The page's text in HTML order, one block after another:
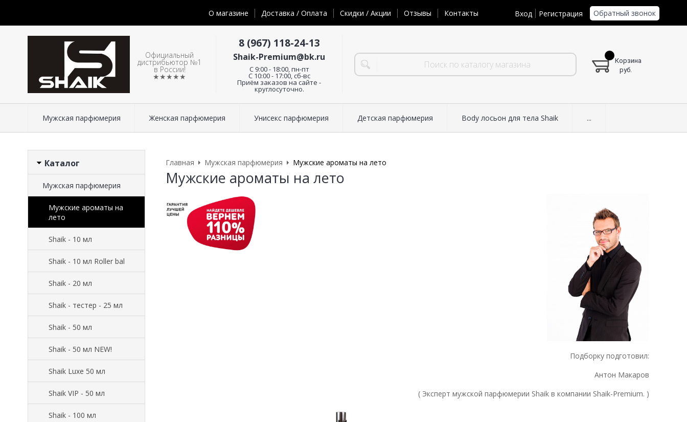
О магазине Доставка / Оплата Скидки / Акции Отзывы Контакты Вход Регистрация Обратный звонок
Официальный
дистрибьютор №1
в России!
★★★★★
8 (967) 118-24-13
Shaik-Premium@bk.ru
C 9:00 - 18:00, пн-пт
С 10:00 - 17:00, сб-вс
Приём заказов на сайте -
круглосуточно.
Корзина
руб.
Мужская парфюмерия Женская парфюмерия Унисекс парфюмерия Детская парфюмерия Body лосьон для тела Shaik ...
Каталог
Мужская парфюмерия
Мужские ароматы на
лето
Shaik - 10 мл
Shaik - 10 мл Roller bal
Shaik - 20 мл
Shaik - тестер - 25 мл
Shaik - 50 мл
Shaik - 50 мл NEW!
Shaik Luxe 50 мл
Shaik VIP - 50 мл
Shaik - 100 мл
Главная Мужская парфюмерия Мужские ароматы на лето
Мужские ароматы на лето
Подборку подготовил:
Антон Макаров
( Эксперт мужской парфюмерии Shaik в компании Shaik-Premium. )